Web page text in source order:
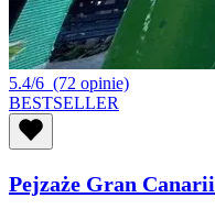
5.4/6 (72 opinie)
BESTSELLER
Pejzaże Gran Canarii